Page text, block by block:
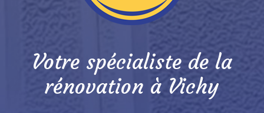
Votre spécialiste de la
rénovation à Vichy